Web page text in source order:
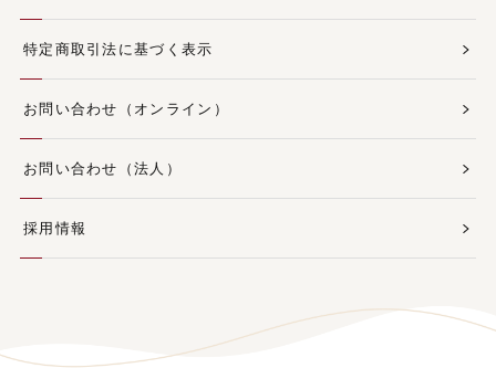
特定商取引法に基づく表示
お問い合わせ（オンライン）
お問い合わせ（法人）
採用情報